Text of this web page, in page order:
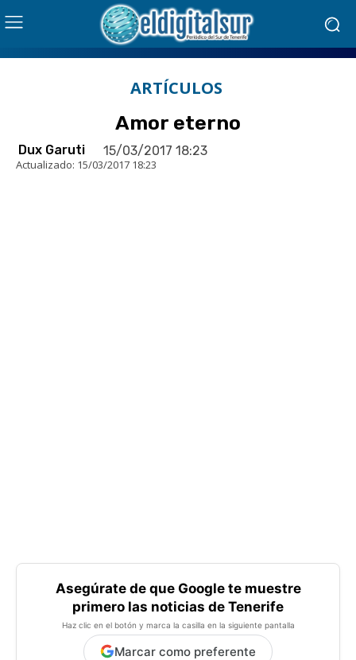
ARTÍCULOS
Amor eterno
Dux Garuti 15/03/2017 18:23
Actualizado: 15/03/2017 18:23
Asegúrate de que Google te muestre
primero las noticias de Tenerife
Haz clic en el botón y marca la casilla en la siguiente pantalla
Marcar como preferente